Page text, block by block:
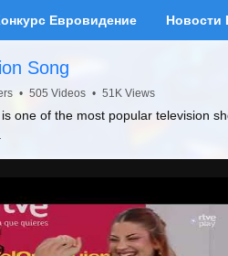
Евровидение Новости
Song
• 505 Videos • 51K Views
one of the most popular television